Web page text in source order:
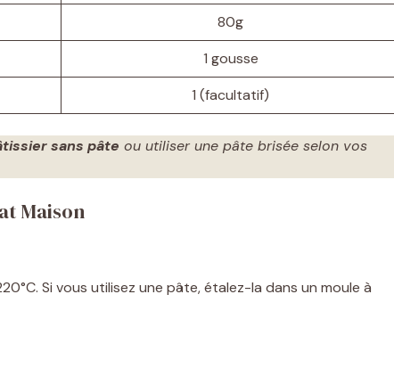
80g
1 gousse
1 (facultatif)
sans pâte ou utiliser une pâte brisée selon vos
Maison
Si vous utilisez une pâte, étalez-la dans un moule à